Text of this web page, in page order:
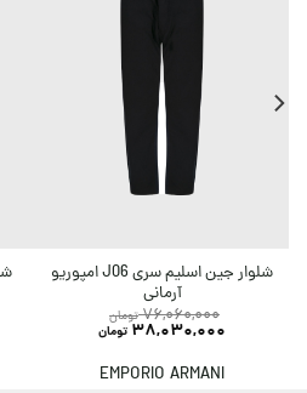
شلوار جین اسلیم سری J06 امپوریو
آرمانی
76,060,000 تومان
38,030,000 تومان
EMPORIO ARMANI